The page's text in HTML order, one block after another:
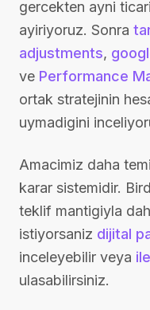
gercekten ayni
ayiriyoruz. Sonra
adjustments,
ve Performance
ortak stratejinin
uymadigini
Amacimiz daha
karar sistemidir.
teklif mantigiyla
istiyorsaniz dijital
inceleyebilir veya
ulasabilirsiniz.